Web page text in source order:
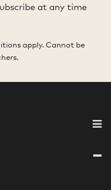
at any time
apply. Cannot be